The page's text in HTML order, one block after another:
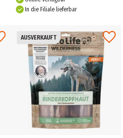
In die Filiale lieferbar
AUSVERKAUFT